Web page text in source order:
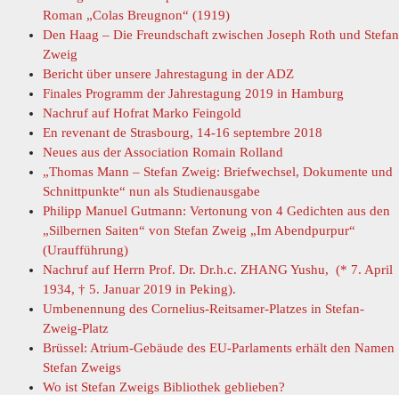
Roman „Colas Breugnon“ (1919)
Den Haag – Die Freundschaft zwischen Joseph Roth und Stefan
Zweig
Bericht über unsere Jahrestagung in der ADZ
Finales Programm der Jahrestagung 2019 in Hamburg
Nachruf auf Hofrat Marko Feingold
En revenant de Strasbourg, 14-16 septembre 2018
Neues aus der Association Romain Rolland
„Thomas Mann – Stefan Zweig: Briefwechsel, Dokumente und
Schnittpunkte“ nun als Studienausgabe
Philipp Manuel Gutmann: Vertonung von 4 Gedichten aus den
„Silbernen Saiten“ von Stefan Zweig „Im Abendpurpur“
(Uraufführung)
Nachruf auf Herrn Prof. Dr. Dr.h.c. ZHANG Yushu, (* 7. April
1934, † 5. Januar 2019 in Peking).
Umbenennung des Cornelius-Reitsamer-Platzes in Stefan-
Zweig-Platz
Brüssel: Atrium-Gebäude des EU-Parlaments erhält den Namen
Stefan Zweigs
Wo ist Stefan Zweigs Bibliothek geblieben?